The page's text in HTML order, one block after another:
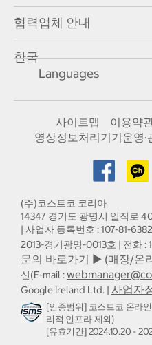
협력업체 안내
한국
Languages
사이트맵 이용약
영상정보처리기기운영·
(주)코스트코 코리아
14347 경기도 광명시 일직로
| 사업자 등록번호 : 107-81-
2013-경기광명-0013호 | 전화
문의 바로가기 ▶ (매장/온
신(E-mail :
Google Ireland Ltd. | 사업자
[인증범위] 코스트코 온라
리적 인프라 제외)
[유효기간] 2024.10.20 -